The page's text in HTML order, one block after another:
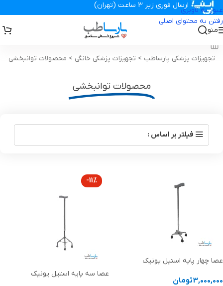
عبور به ناوبری
رفتن به محتوای اصلی
ارسال فوری زیر 3 ساعت (تهران)
منو
تجهیزات پزشکی پارساطب > تجهیزات پزشکی خانگی > محصولات توانبخشی
محصولات توانبخشی
فیلتر بر اساس :
عصا چهار پایه استیل یونیک
3,000,000تومان
-11%
عصا سه پایه استیل یونیک